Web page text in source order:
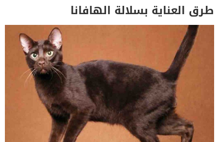
طرق العناية بسلالة الهافانا